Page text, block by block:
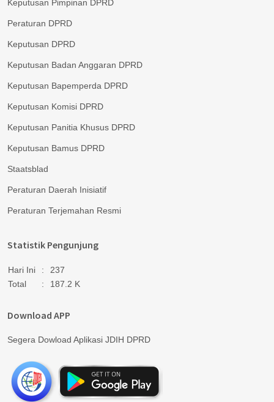
Keputusan Pimpinan DPRD
Peraturan DPRD
Keputusan DPRD
Keputusan Badan Anggaran DPRD
Keputusan Bapemperda DPRD
Keputusan Komisi DPRD
Keputusan Panitia Khusus DPRD
Keputusan Bamus DPRD
Staatsblad
Peraturan Daerah Inisiatif
Peraturan Terjemahan Resmi
Statistik Pengunjung
Hari Ini :
237
Total
: 187.2 K
Download APP
Segera Dowload Aplikasi JDIH DPRD